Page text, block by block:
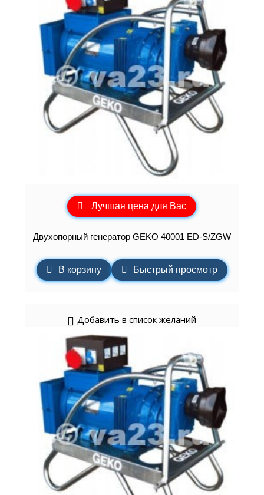
Лучшая цена для Вас
Двухопорный генератор GEKO 40001 ED-S/ZGW
В корзину Быстрый просмотр
Добавить в список желаний